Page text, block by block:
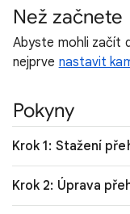
Než začnete
Abyste mohli začít
nejprve nastavit
Pokyny
Krok 1: Stažení
Krok 2: Úprava